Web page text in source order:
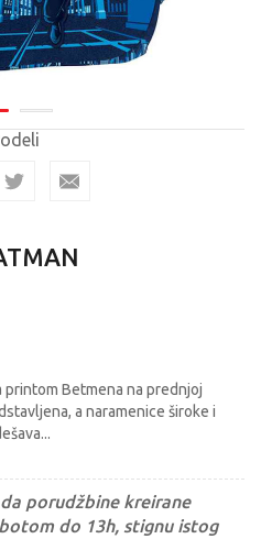
printom Betmena na prednjoj
a naramenice široke i
...
porudžbine kreirane
do 13h, stignu istog